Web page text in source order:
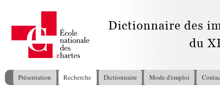
Menu principal
Présentation Recherche Dictionnaire Mode d'emploi